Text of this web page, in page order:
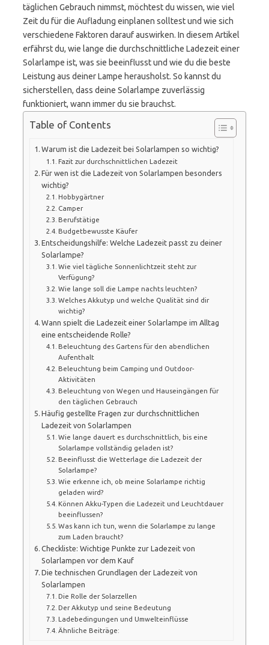
täglichen Gebrauch nimmst, möchtest du wissen, wie viel
Zeit du für die Aufladung einplanen solltest und wie sich
verschiedene Faktoren darauf auswirken. In diesem Artikel
erfährst du, wie lange die durchschnittliche Ladezeit einer
Solarlampe ist, was sie beeinflusst und wie du die beste
Leistung aus deiner Lampe herausholst. So kannst du
sicherstellen, dass deine Solarlampe zuverlässig
funktioniert, wann immer du sie brauchst.
Table of Contents
Warum ist die Ladezeit bei Solarlampen so wichtig?
Fazit zur durchschnittlichen Ladezeit
Für wen ist die Ladezeit von Solarlampen besonders
wichtig?
Hobbygärtner
Camper
Berufstätige
Budgetbewusste Käufer
Entscheidungshilfe: Welche Ladezeit passt zu deiner
Solarlampe?
Wie viel tägliche Sonnenlichtzeit steht zur
Verfügung?
Wie lange soll die Lampe nachts leuchten?
Welches Akkutyp und welche Qualität sind dir
wichtig?
Wann spielt die Ladezeit einer Solarlampe im Alltag
eine entscheidende Rolle?
Beleuchtung des Gartens für den abendlichen
Aufenthalt
Beleuchtung beim Camping und Outdoor-
Aktivitäten
Beleuchtung von Wegen und Hauseingängen für
den täglichen Gebrauch
Häufig gestellte Fragen zur durchschnittlichen
Ladezeit von Solarlampen
Wie lange dauert es durchschnittlich, bis eine
Solarlampe vollständig geladen ist?
Beeinflusst die Wetterlage die Ladezeit der
Solarlampe?
Wie erkenne ich, ob meine Solarlampe richtig
geladen wird?
Können Akku-Typen die Ladezeit und Leuchtdauer
beeinflussen?
Was kann ich tun, wenn die Solarlampe zu lange
zum Laden braucht?
Checkliste: Wichtige Punkte zur Ladezeit von
Solarlampen vor dem Kauf
Die technischen Grundlagen der Ladezeit von
Solarlampen
Die Rolle der Solarzellen
Der Akkutyp und seine Bedeutung
Ladebedingungen und Umwelteinflüsse
Ähnliche Beiträge: